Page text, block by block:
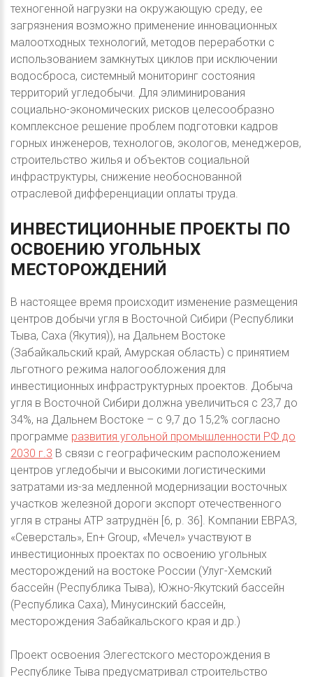
техногенной нагрузки на окружающую среду, ее
загрязнения возможно применение инновационных
малоотходных технологий, методов переработки с
использованием замкнутых циклов при исключении
водосброса, системный мониторинг состояния
территорий угледобычи. Для элиминирования
социально-экономических рисков целесообразно
комплексное решение проблем подготовки кадров
горных инженеров, технологов, экологов, менеджеров,
строительство жилья и объектов социальной
инфраструктуры, снижение необоснованной
отраслевой дифференциации оплаты труда.
ИНВЕСТИЦИОННЫЕ ПРОЕКТЫ ПО
ОСВОЕНИЮ УГОЛЬНЫХ
МЕСТОРОЖДЕНИЙ
В настоящее время происходит изменение размещения
центров добычи угля в Восточной Сибири (Республики
Тыва, Саха (Якутия)), на Дальнем Востоке
(Забайкальский край, Амурская область) с принятием
льготного режима налогообложения для
инвестиционных инфраструктурных проектов. Добыча
угля в Восточной Сибири должна увеличиться с 23,7 до
34%, на Дальнем Востоке – c 9,7 до 15,2% согласно
программе развития угольной промышленности РФ до
2030 г.3 В связи с географическим расположением
центров угледобычи и высокими логистическими
затратами из-за медленной модернизации восточных
участков железной дороги экспорт отечественного
угля в страны АТР затруднён [6, p. 36]. Компании ЕВРАЗ,
«Северсталь», En+ Group, «Мечел» участвуют в
инвестиционных проектах по освоению угольных
месторождений на востоке России (Улуг-Хемский
бассейн (Республика Тыва), Южно-Якутский бассейн
(Республика Саха), Минусинский бассейн,
месторождения Забайкальского края и др.)
Проект освоения Элегестского месторождения в
Республике Тыва предусматривал строительство